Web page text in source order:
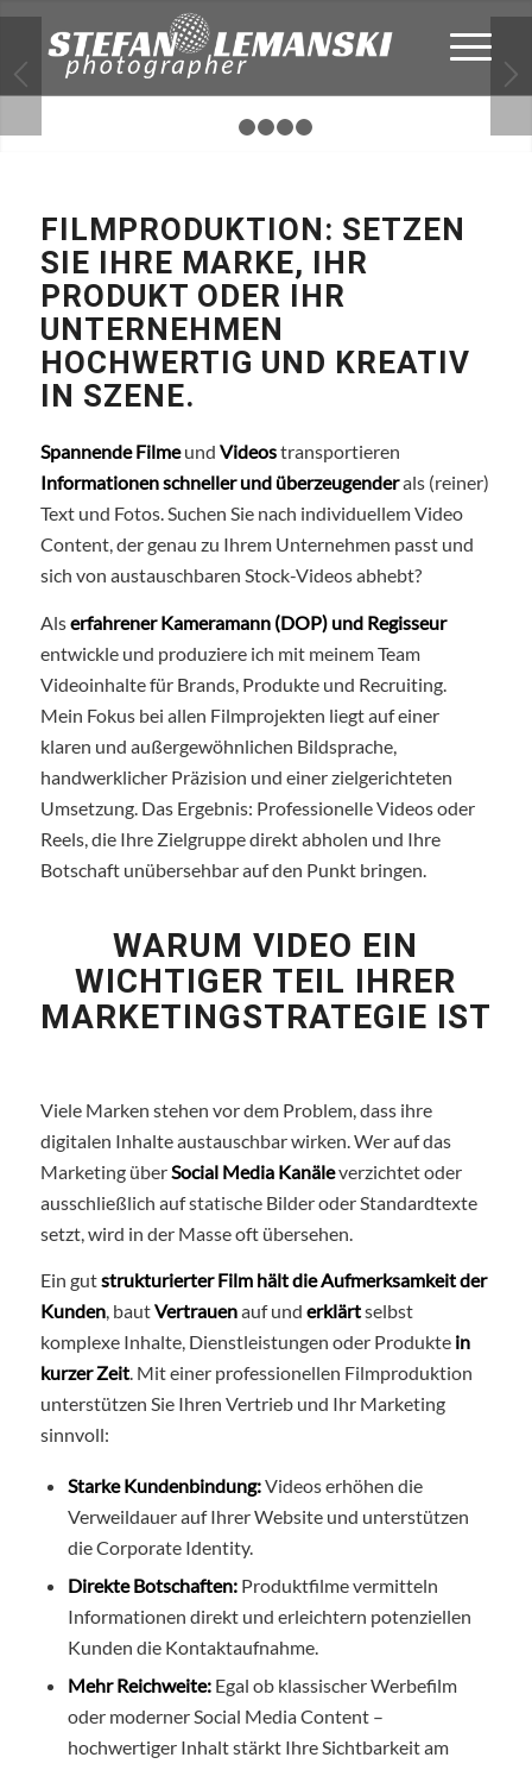
FILMPRODUKTION: SETZEN
SIE IHRE MARKE, IHR
PRODUKT ODER IHR
UNTERNEHMEN
HOCHWERTIG UND KREATIV
IN SZENE.
Spannende Filmeund Videostransportieren
Informationen schneller und überzeugenderals (reiner)
Text und Fotos. Suchen Sie nach individuellem Video
Content, der genau zu Ihrem Unternehmen passt und
sich von austauschbaren Stock-Videos abhebt?
Alserfahrener Kameramann (DOP) und Regisseur
entwickle und produziere ich mit meinem Team
Videoinhalte für Brands, Produkte und Recruiting.
Mein Fokus bei allen Filmprojekten liegt auf einer
klaren und außergewöhnlichen Bildsprache,
handwerklicher Präzision und einer zielgerichteten
Umsetzung. Das Ergebnis: Professionelle Videos oder
Reels, die Ihre Zielgruppe direkt abholen und Ihre
Botschaft unübersehbar auf den Punkt bringen.
WARUM VIDEO EIN
WICHTIGER TEIL IHRER
MARKETINGSTRATEGIE IST
Viele Marken stehen vor dem Problem, dass ihre
digitalen Inhalte austauschbar wirken. Wer auf das
Marketing überSocial Media Kanäleverzichtet oder
ausschließlich auf statische Bilder oder Standardtexte
setzt, wird in der Masse oft übersehen.
Ein gutstrukturierter Film hält die Aufmerksamkeit der
Kunden, bautVertrauenauf und erklärtselbst
komplexe Inhalte, Dienstleistungen oder Produktein
kurzer Zeit. Mit einer professionellen Filmproduktion
unterstützen Sie Ihren Vertrieb und Ihr Marketing
sinnvoll:
Starke Kundenbindung:Videos erhöhen die
Verweildauer auf Ihrer Website und unterstützen
die Corporate Identity.
Direkte Botschaften:Produktfilme vermitteln
Informationen direkt und erleichtern potenziellen
Kunden die Kontaktaufnahme.
Mehr Reichweite: Egal ob klassischer Werbefilm
oder moderner Social Media Content –
hochwertiger Inhalt stärkt Ihre Sichtbarkeit am